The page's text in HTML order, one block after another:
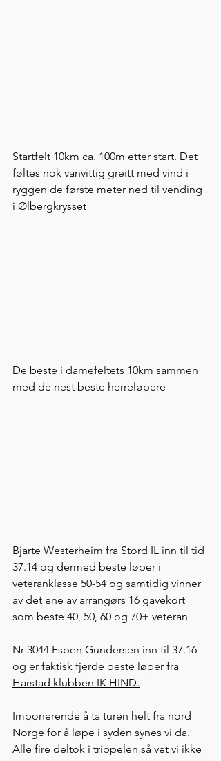
Startfelt 10km ca. 100m etter start. Det
føltes nok vanvittig greitt med vind i
ryggen de første meter ned til vending
i Ølbergkrysset
De beste i damefeltets 10km sammen
med de nest beste herreløpere
Bjarte Westerheim fra Stord IL inn til tid
37.14 og dermed beste løper i
veteranklasse 50-54 og samtidig vinner
av det ene av arrangørs 16 gavekort
som beste 40, 50, 60 og 70+ veteran
Nr 3044 Espen Gundersen inn til 37.16
og er faktisk fjerde beste løper fra
Harstad klubben IK HIND.
Imponerende å ta turen helt fra nord
Norge for å løpe i syden synes vi da.
Alle fire deltok i trippelen så vet vi ikke